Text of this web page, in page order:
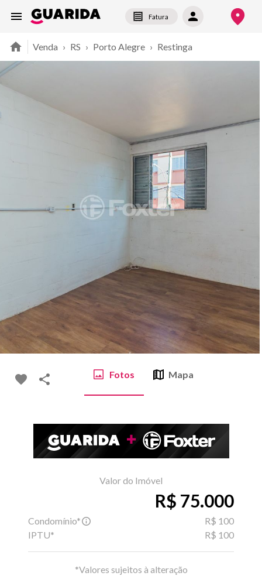
Fatura
Venda › RS › Porto Alegre › Restinga
Fotos Mapa
Valor do Imóvel
R$ 75.000
Condomínio*
R$ 100
IPTU*
R$ 100
*Valores sujeitos à alteração